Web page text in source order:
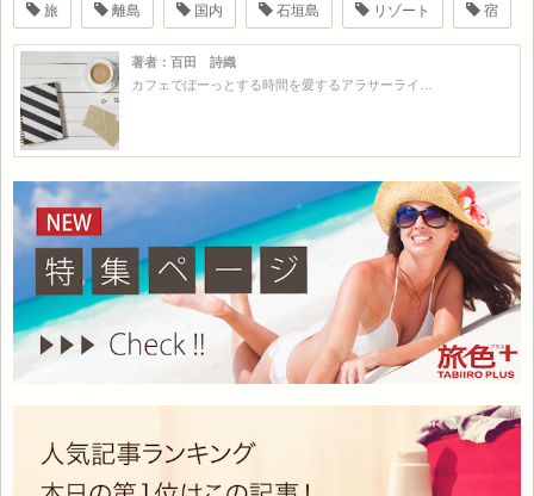
旅 離島 国内 石垣島 リゾート 宿
著者：百田 詩織
カフェでぼーっとする時間を愛するアラサーライ…